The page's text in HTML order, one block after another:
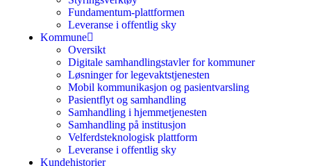
Fundamentum-plattformen
Leveranse i offentlig sky
Kommune
Oversikt
Digitale samhandlingstavler for kommuner
Løsninger for legevaktstjenesten
Mobil kommunikasjon og pasientvarsling
Pasientflyt og samhandling
Samhandling i hjemmetjenesten
Samhandling på institusjon
Velferdsteknologisk plattform
Leveranse i offentlig sky
Kundehistorier